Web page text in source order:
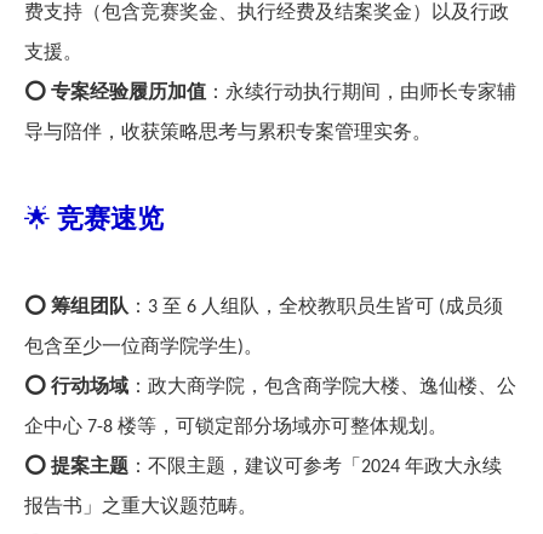
费支持（包含竞赛奖金、执行经费及结案奖金）以及行政
支援。
⭕️ 专案经验履历加值 ：永续行动执行期间，由师长专家辅
导与陪伴，收获策略思考与累积专案管理实务。
🌟 竞赛速览
⭕️ 筹组团队 ： 3 至 6 人组队，全校教职员生皆可 (成员须
包含至少一位商学院学生)。
⭕️ 行动场域 ：政大商学院，包含商学院大楼、逸仙楼、公
企中心 7-8 楼等，可锁定部分场域亦可整体规划。
⭕️ 提案主题 ：不限主题，建议可参考「 2024 年政大永续
报告书」之重大议题范畴。